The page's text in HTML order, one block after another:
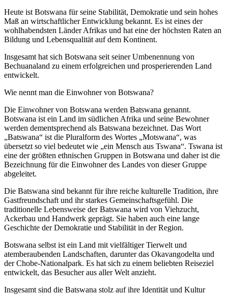
Heute ist Botswana für seine Stabilität, Demokratie und sein hohes
Maß an wirtschaftlicher Entwicklung bekannt. Es ist eines der
wohlhabendsten Länder Afrikas und hat eine der höchsten Raten an
Bildung und Lebensqualität auf dem Kontinent.
Insgesamt hat sich Botswana seit seiner Umbenennung von
Bechuanaland zu einem erfolgreichen und prosperierenden Land
entwickelt.
Wie nennt man die Einwohner von Botswana?
Die Einwohner von Botswana werden Batswana genannt.
Botswana ist ein Land im südlichen Afrika und seine Bewohner
werden dementsprechend als Batswana bezeichnet. Das Wort
„Batswana“ ist die Pluralform des Wortes „Motswana“, was
übersetzt so viel bedeutet wie „ein Mensch aus Tswana“. Tswana ist
eine der größten ethnischen Gruppen in Botswana und daher ist die
Bezeichnung für die Einwohner des Landes von dieser Gruppe
abgeleitet.
Die Batswana sind bekannt für ihre reiche kulturelle Tradition, ihre
Gastfreundschaft und ihr starkes Gemeinschaftsgefühl. Die
traditionelle Lebensweise der Batswana wird von Viehzucht,
Ackerbau und Handwerk geprägt. Sie haben auch eine lange
Geschichte der Demokratie und Stabilität in der Region.
Botswana selbst ist ein Land mit vielfältiger Tierwelt und
atemberaubenden Landschaften, darunter das Okavangodelta und
der Chobe-Nationalpark. Es hat sich zu einem beliebten Reiseziel
entwickelt, das Besucher aus aller Welt anzieht.
Insgesamt sind die Batswana stolz auf ihre Identität und Kultur